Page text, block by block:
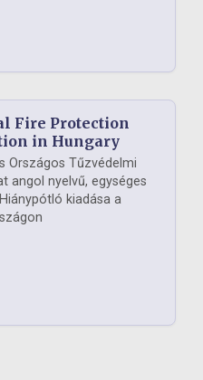
Fire Protection
in Hungary
Országos Tűzvédelmi
angol nyelvű, egységes
kiadása a